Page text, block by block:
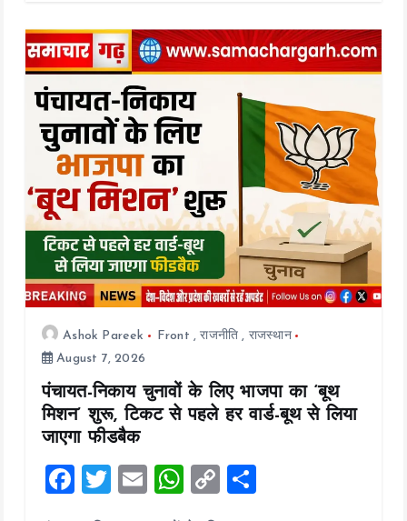
o
o
k
A
p
p
Li
n
Ashok Pareek Front ,राजनीति , राजस्थान
August 7, 2026
पंचायत-निकाय चुनावों के लिए भाजपा का ‘बूथ
मिशन’ शुरू, टिकट से पहले हर वार्ड-बूथ से लिया
जाएगा फीडबैक
F
T
E
W
C